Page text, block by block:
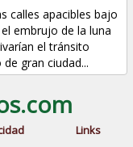
calles apacibles bajo
embrujo de la luna
el tránsito
gran ciudad...
Links